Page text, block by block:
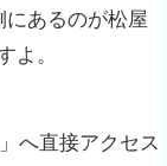
あるのが松屋
よ。
へ直接アクセス